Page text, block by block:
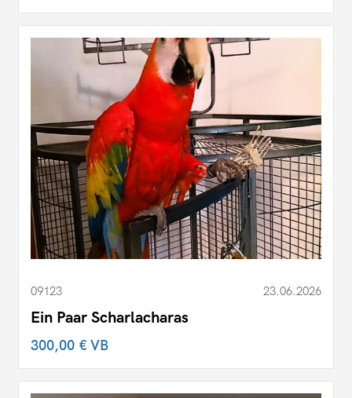
09123 23.06.2026
Ein Paar Scharlacharas
300,00 €VB